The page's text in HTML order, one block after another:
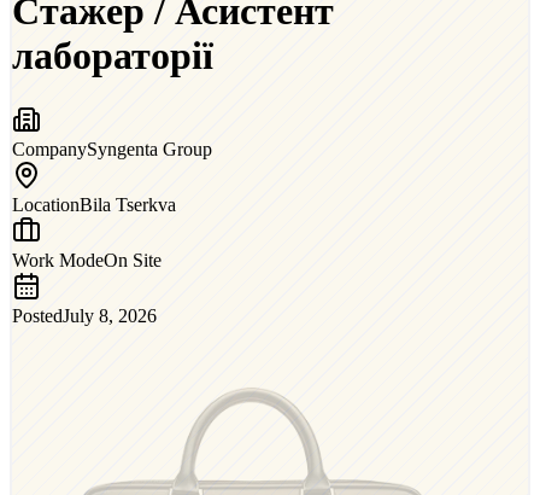
Стажер / Асистент
лабораторії
CompanySyngenta Group
LocationBila Tserkva
Work ModeOn Site
PostedJuly 8, 2026